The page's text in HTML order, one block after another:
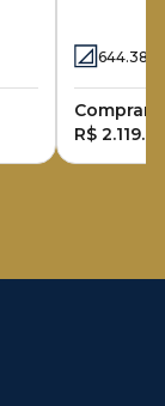
644.38
Comprar:
R$